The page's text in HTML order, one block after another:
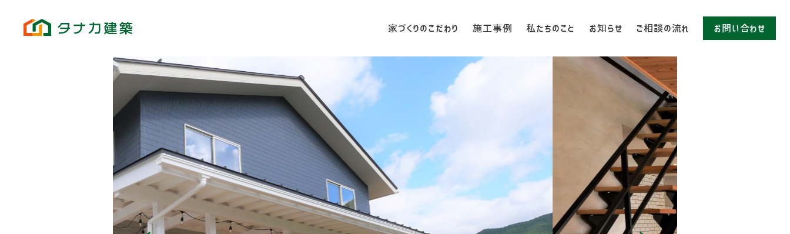
家づくりのこだわり 施工事例 私たちのこと お知らせ ご相談の流れ お問い合わせ